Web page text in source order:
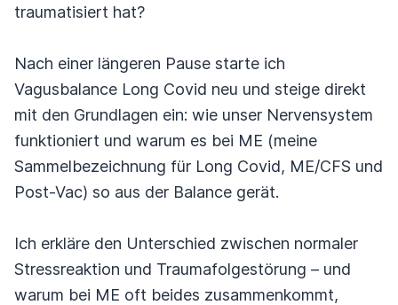
traumatisiert hat?
Nach einer längeren Pause starte ich
Vagusbalance Long Covid neu und steige direkt
mit den Grundlagen ein: wie unser Nervensystem
funktioniert und warum es bei ME (meine
Sammelbezeichnung für Long Covid, ME/CFS und
Post-Vac) so aus der Balance gerät.
Ich erkläre den Unterschied zwischen normaler
Stressreaktion und Traumafolgestörung – und
warum bei ME oft beides zusammenkommt,